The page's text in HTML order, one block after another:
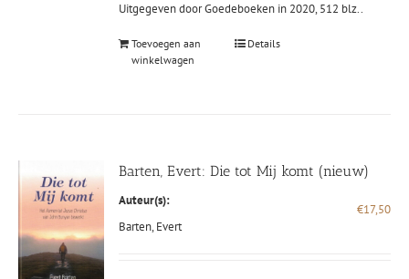
Uitgegeven door Goedeboeken in 2020, 512 blz..
Toevoegen aan
winkelwagen
Details
Barten, Evert: Die tot Mij komt (nieuw)
Auteur(s):
Barten, Evert
€17,50